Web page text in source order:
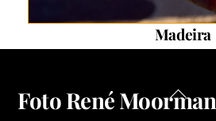
Madeira
Back
To
Foto René Moorman